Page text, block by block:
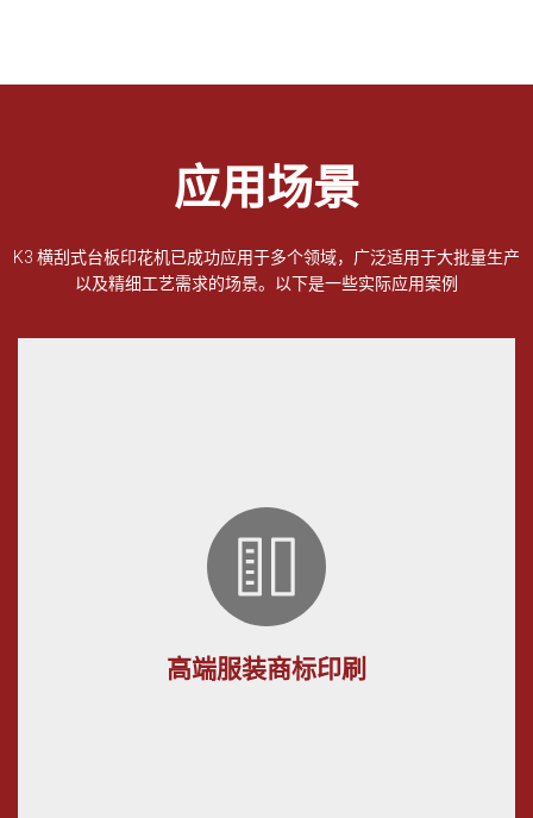
应用场景
K3 横刮式台板印花机已成功应用于多个领域，广泛适用于大批量生产
以及精细工艺需求的场景。以下是一些实际应用案例
高端服装商标印刷